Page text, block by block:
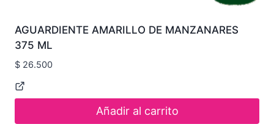
AGUARDIENTE AMARILLO DE MANZANARES
375 ML
$ 26.500
Añadir al carrito